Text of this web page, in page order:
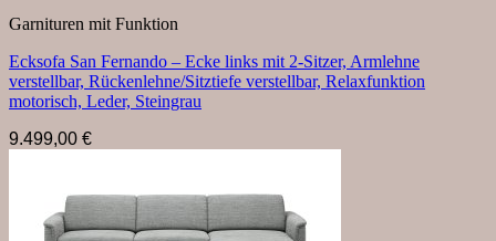
Garnituren mit Funktion
Ecksofa San Fernando – Ecke links mit 2-Sitzer, Armlehne
verstellbar, Rückenlehne/Sitztiefe verstellbar, Relaxfunktion
motorisch, Leder, Steingrau
9.499,00 €